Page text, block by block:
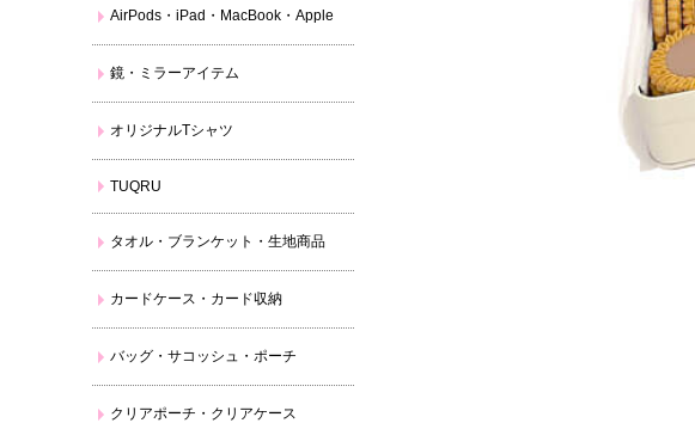
AirPods・iPad・MacBook・Apple
鏡・ミラーアイテム
オリジナルTシャツ
TUQRU
タオル・ブランケット・生地商品
カードケース・カード収納
バッグ・サコッシュ・ポーチ
クリアポーチ・クリアケース